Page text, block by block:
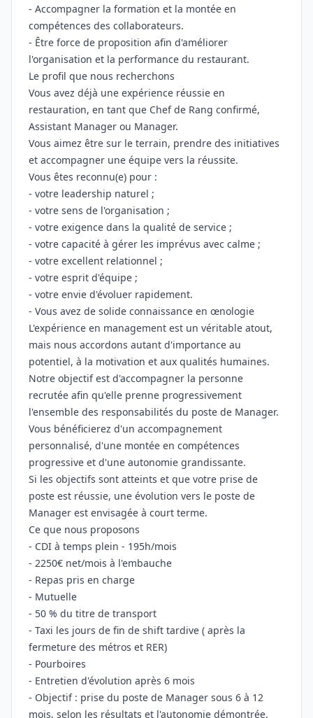
- Accompagner la formation et la montée en
compétences des collaborateurs.
- Être force de proposition afin d'améliorer
l'organisation et la performance du restaurant.
Le profil que nous recherchons
Vous avez déjà une expérience réussie en
restauration, en tant que Chef de Rang confirmé,
Assistant Manager ou Manager.
Vous aimez être sur le terrain, prendre des initiatives
et accompagner une équipe vers la réussite.
Vous êtes reconnu(e) pour :
- votre leadership naturel ;
- votre sens de l'organisation ;
- votre exigence dans la qualité de service ;
- votre capacité à gérer les imprévus avec calme ;
- votre excellent relationnel ;
- votre esprit d'équipe ;
- votre envie d'évoluer rapidement.
- Vous avez de solide connaissance en œnologie
L'expérience en management est un véritable atout,
mais nous accordons autant d'importance au
potentiel, à la motivation et aux qualités humaines.
Notre objectif est d'accompagner la personne
recrutée afin qu'elle prenne progressivement
l'ensemble des responsabilités du poste de Manager.
Vous bénéficierez d'un accompagnement
personnalisé, d'une montée en compétences
progressive et d'une autonomie grandissante.
Si les objectifs sont atteints et que votre prise de
poste est réussie, une évolution vers le poste de
Manager est envisagée à court terme.
Ce que nous proposons
- CDI à temps plein - 195h/mois
- 2250€ net/mois à l'embauche
- Repas pris en charge
- Mutuelle
- 50 % du titre de transport
- Taxi les jours de fin de shift tardive ( après la
fermeture des métros et RER)
- Pourboires
- Entretien d'évolution après 6 mois
- Objectif : prise du poste de Manager sous 6 à 12
mois, selon les résultats et l'autonomie démontrée.